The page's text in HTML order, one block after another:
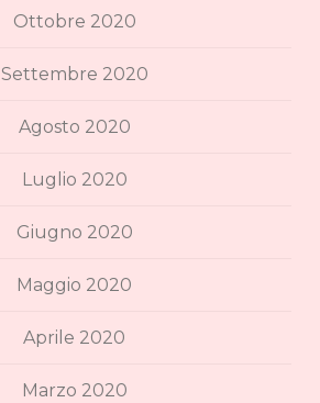
Ottobre 2020
Settembre 2020
Agosto 2020
Luglio 2020
Giugno 2020
Maggio 2020
Aprile 2020
Marzo 2020